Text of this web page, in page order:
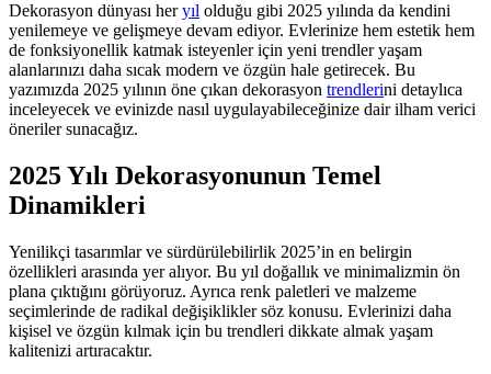
Dekorasyon dünyası heryıl olduğu gibi 2025 yılında da kendini
yenilemeye ve gelişmeye devam ediyor. Evlerinize hem estetik hem
de fonksiyonellik katmak isteyenler için yeni trendler yaşam
alanlarınızı daha sıcak modern ve özgün hale getirecek. Bu
yazımızda 2025 yılının öne çıkan dekorasyon trendlerini detaylıca
inceleyecek ve evinizde nasıl uygulayabileceğinize dair ilham verici
öneriler sunacağız.
2025 Yılı Dekorasyonunun Temel
Dinamikleri
Yenilikçi tasarımlar ve sürdürülebilirlik 2025’in en belirgin
özellikleri arasında yer alıyor. Bu yıl doğallık ve minimalizmin ön
plana çıktığını görüyoruz. Ayrıca renk paletleri ve malzeme
seçimlerinde de radikal değişiklikler söz konusu. Evlerinizi daha
kişisel ve özgün kılmak için bu trendleri dikkate almak yaşam
kalitenizi artıracaktır.